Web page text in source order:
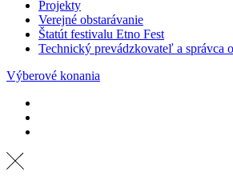
Projekty
Verejné obstarávanie
Štatút festivalu Etno Fest
Technický prevádzkovateľ a správca
Výberové konania